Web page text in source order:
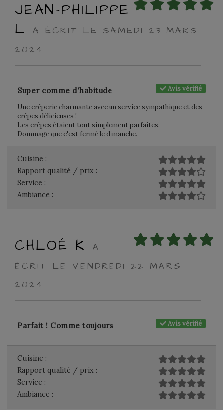
JEAN-PHILIPPE
L
A ÉCRIT LE SAMEDI 23 MARS
2024
Avis vérifié
Super comme d'habitude
Une crêperie charmante avec un service sympathique et des
crêpes délicieuses !
Les crêpes étaient tout simplement parfaites.
Dommage que c'est fermé le dimanche.
Cuisine :
Rapport qualité / prix :
Service :
Ambiance :
CHLOÉ K
A
ÉCRIT LE VENDREDI 22 MARS
2024
Avis vérifié
Parfait ! Comme toujours
Cuisine :
Rapport qualité / prix :
Service :
Ambiance :